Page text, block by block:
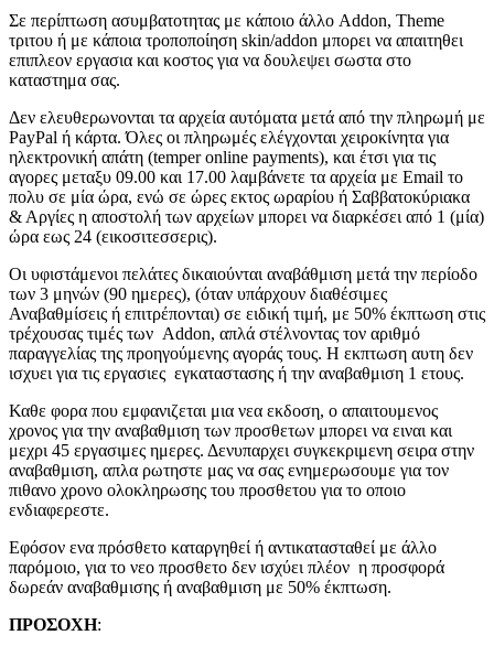
Σε περίπτωση ασυμβατοτητας με κάποιο άλλο Addon, Theme
τριτου ή με κάποια τροποπoίηση skin/addon μπορει να απαιτηθει
επιπλεον εργασια και κοστος για να δουλεψει σωστα στο
καταστημα σας.
Δεν ελευθερωνονται τα αρχεία αυτόματα μετά από την πληρωμή με
PayPal ή κάρτα. Όλες οι πληρωμές ελέγχονται χειροκίνητα για
ηλεκτρονική απάτη (temper online payments), και έτσι για τις
αγορες μεταξυ 09.00 και 17.00 λαμβάνετε τα αρχεία με Email το
πολυ σε μία ώρα, ενώ σε ώρες εκτος ωραρίου ή Σαββατοκύριακα
& Αργίες η αποστολή των αρχείων μπορει να διαρκέσει από 1 (μία)
ώρα εως 24 (εικοσιτεσσερις).
Οι υφιστάμενοι πελάτες δικαιούνται αναβάθμιση μετά την περίοδο
των 3 μηνών (90 ημερες), (όταν υπάρχουν διαθέσιμες
Αναβαθμίσεις ή επιτρέπονται) σε ειδική τιμή, με 50% έκπτωση στις
τρέχουσας τιμές των Addon, απλά στέλνοντας τον αριθμό
παραγγελίας της προηγούμενης αγοράς τους. H εκπτωση αυτη δεν
ισχυει για τις εργασιες εγκαταστασης ή την αναβαθμιση 1 ετους.
Καθε φορα που εμφανιζεται μια νεα εκδοση, ο απαιτουμενος
χρονος για την αναβαθμιση των προσθετων μπορει να ειναι και
μεχρι 45 εργασιμες ημερες. Δενυπαρχει συγκεκριμενη σειρα στην
αναβαθμιση, απλα ρωτηστε μας να σας ενημερωσουμε για τον
πιθανο χρονο ολοκληρωσης του προσθετου για το οποιο
ενδιαφερεστε.
Εφόσον ενα πρόσθετο καταργηθεί ή αντικατασταθεί με άλλο
παρόμοιο, για το νεο προσθετο δεν ισχύει πλέον η προσφορά
δωρεάν αναβαθμισης ή αναβαθμιση με 50% έκπτωση.
ΠΡΟΣΟΧΗ: